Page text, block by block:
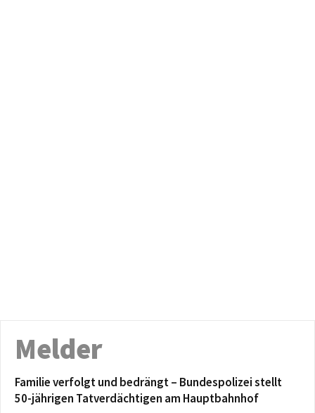
Melder
Familie verfolgt und bedrängt – Bundespolizei stellt
50-jährigen Tatverdächtigen am Hauptbahnhof